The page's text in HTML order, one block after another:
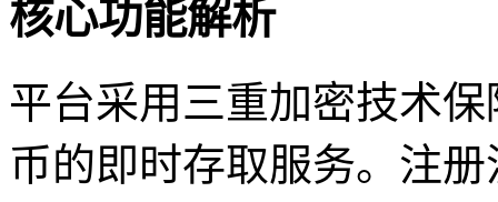
核心功能解析
平台采用三重加密技术
币的即时存取服务。注